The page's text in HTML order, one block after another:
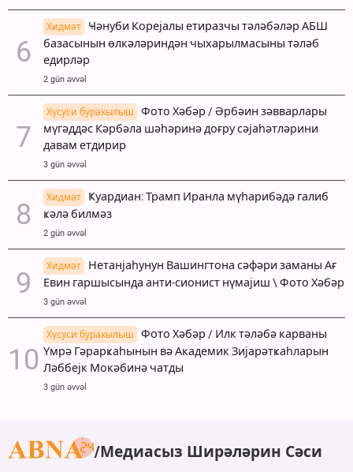
Хидмәт
Ҹәнуби Корејалы етиразчы тәләбәләр АБШ
базасынын өлкәләриндән чыхарылмасыны тәләб
едирләр
2 gün əvvəl
Хүсуси бурахылыш
Фото Хәбәр / Әрбәин зәвварлары
мүгәддәс Кәрбәла шәһәринә доғру сәјаһәтләрини
давам етдирир
3 gün əvvəl
Хидмәт
Ҝуардиан: Трамп Иранла мүһарибәдә галиб
ҝәлә билмәз
2 gün əvvəl
Хидмәт
Нетанјаһунун Вашингтона сәфәри заманы Ағ
Евин гаршысында анти-сионист нүмајиш \ Фото Хәбәр
3 gün əvvəl
Хүсуси бурахылыш
Фото Хәбәр / Илк тәләбә карваны
Үмрә Гәрарҝаһынын вә Академик Зијарәтҝаһларын
Ләббејк Мокәбинә чатды
3 gün əvvəl
Медиасыз Ширәләрин Сәси